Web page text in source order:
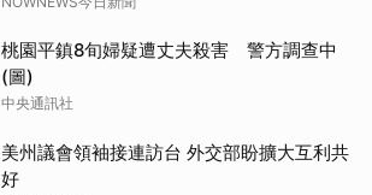
桃園平鎮8旬婦疑遭丈夫殺害 警方調查中
(圖)
中央通訊社
美州議會領袖接連訪台 外交部盼擴大互利共
好